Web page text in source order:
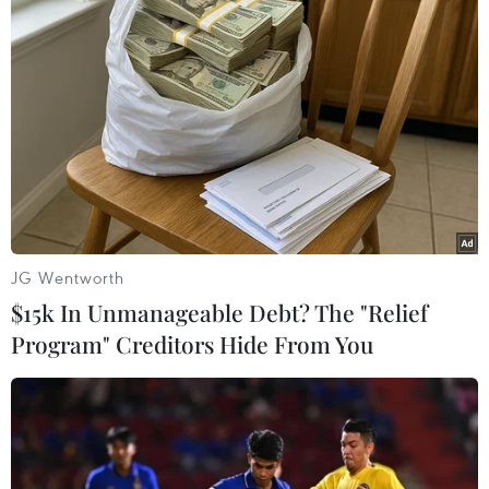
đến hòa bình bền vững.”
Ngoài ra, AICHR cũng sẽ trình AMM một số dự
thảo, trong đó có Kế hoạch công tác 5 năm 2026-
2030 và Báo cáo thường niên năm 2025 về tiến
độ, thách thức và định hướng tương lai của
AIHCR./.
Việt Nam cam kết thúc
đẩy hơn nữa bình đẳng
giới
Việt Nam đưa ra một số đề xuất
về các ưu tiên liên quan đến thu
hẹp khoảng cách số, tăng cường
vai trò lãnh đạo của phụ nữ trong
nền kinh tế số và quản trị trí tuệ
JG Wentworth
$15k In Unmanageable Debt? The "Relief
Program" Creditors Hide From You